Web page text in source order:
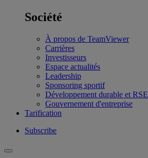
Société
À propos de TeamViewer
Carrières
Investisseurs
Espace actualités
Leadership
Sponsoring sportif
Développement durable et RSE
Gouvernement d'entreprise
Tarification
Subscribe